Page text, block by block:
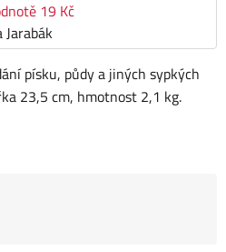
19 Kč
Jarabák
písku, půdy a jiných sypkých
23,5 cm, hmotnost 2,1 kg.